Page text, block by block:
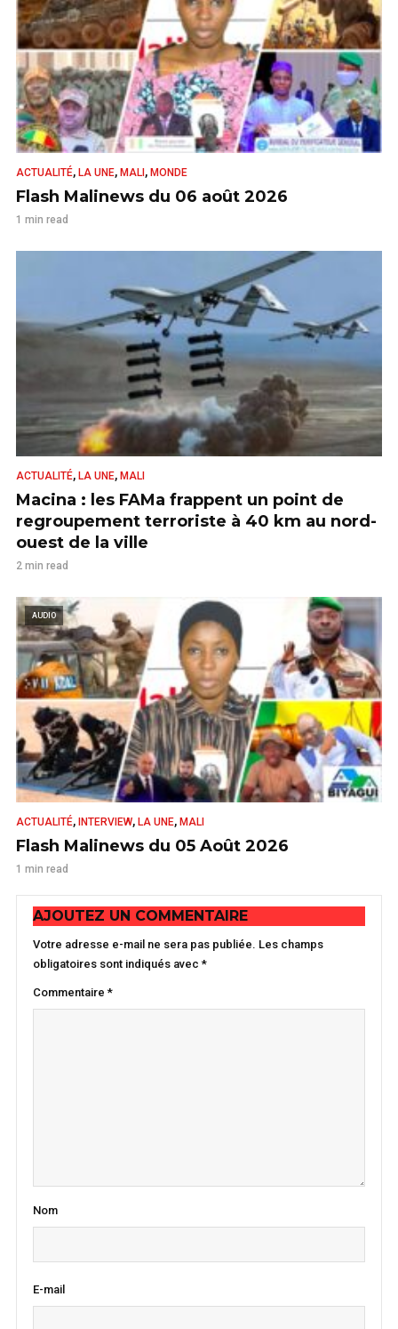
ACTUALITÉ, LA UNE, MALI , MONDE
Flash Malinews du 06 août 2026
1 min read
ACTUALITÉ, LA UNE, MALI
Macina : les FAMa frappent un point de
regroupement terroriste à 40 km au nord-
ouest de la ville
2 min read
AUDIO
ACTUALITÉ, INTERVIEW, LA UNE, MALI
Flash Malinews du 05 Août 2026
1 min read
AJOUTEZ UN COMMENTAIRE
Votre adresse e-mail ne sera pas publiée. Les champs
obligatoires sont indiqués avec *
Commentaire *
Nom
E-mail